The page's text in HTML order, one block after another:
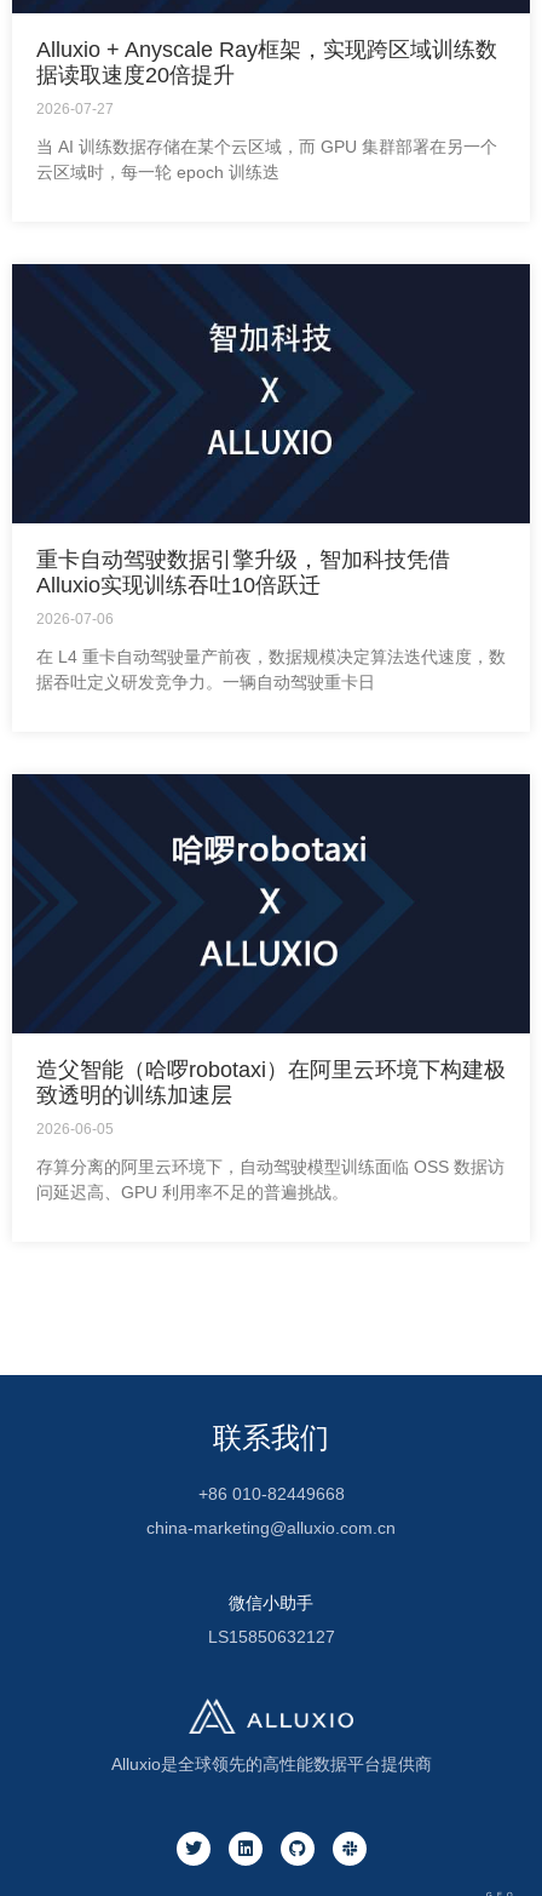
Alluxio + Anyscale Ray框架，实现跨区域训练数
据读取速度20倍提升
2026-07-27
当 AI 训练数据存储在某个云区域，而 GPU 集群部署在另一个
云区域时，每一轮 epoch 训练迭
重卡自动驾驶数据引擎升级，智加科技凭借
Alluxio实现训练吞吐10倍跃迁
2026-07-06
在 L4 重卡自动驾驶量产前夜，数据规模决定算法迭代速度，数
据吞吐定义研发竞争力。一辆自动驾驶重卡日
造父智能（哈啰robotaxi）在阿里云环境下构建极
致透明的训练加速层
2026-06-05
存算分离的阿里云环境下，自动驾驶模型训练面临 OSS 数据访
问延迟高、GPU 利用率不足的普遍挑战。
联系我们
+86 010-82449668
china-marketing@alluxio.com.cn
微信小助手
LS15850632127
Alluxio是全球领先的高性能数据平台提供商